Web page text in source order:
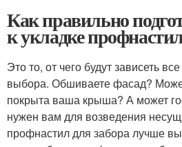
Как правильно
к укладке
Это то, от чего будут зависеть
выбора. Обшиваете фасад?
покрыта ваша крыша? А может
нужен вам для возведения
профнастил для забора лучше